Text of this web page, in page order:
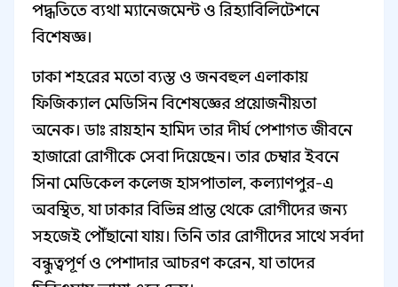
পদ্ধতিতে ব্যথা ম্যানেজমেন্ট ও রিহ্যাবিলিটেশনে
বিশেষজ্ঞ।
ঢাকা শহরের মতো ব্যস্ত ও জনবহুল এলাকায়
ফিজিক্যাল মেডিসিন বিশেষজ্ঞের প্রয়োজনীয়তা
অনেক। ডাঃ রায়হান হামিদ তার দীর্ঘ পেশাগত জীবনে
হাজারো রোগীকে সেবা দিয়েছেন। তার চেম্বার ইবনে
সিনা মেডিকেল কলেজ হাসপাতাল, কল্যাণপুর-এ
অবস্থিত, যা ঢাকার বিভিন্ন প্রান্ত থেকে রোগীদের জন্য
সহজেই পৌঁছানো যায়। তিনি তার রোগীদের সাথে সর্বদা
বন্ধুত্বপূর্ণ ও পেশাদার আচরণ করেন, যা তাদের